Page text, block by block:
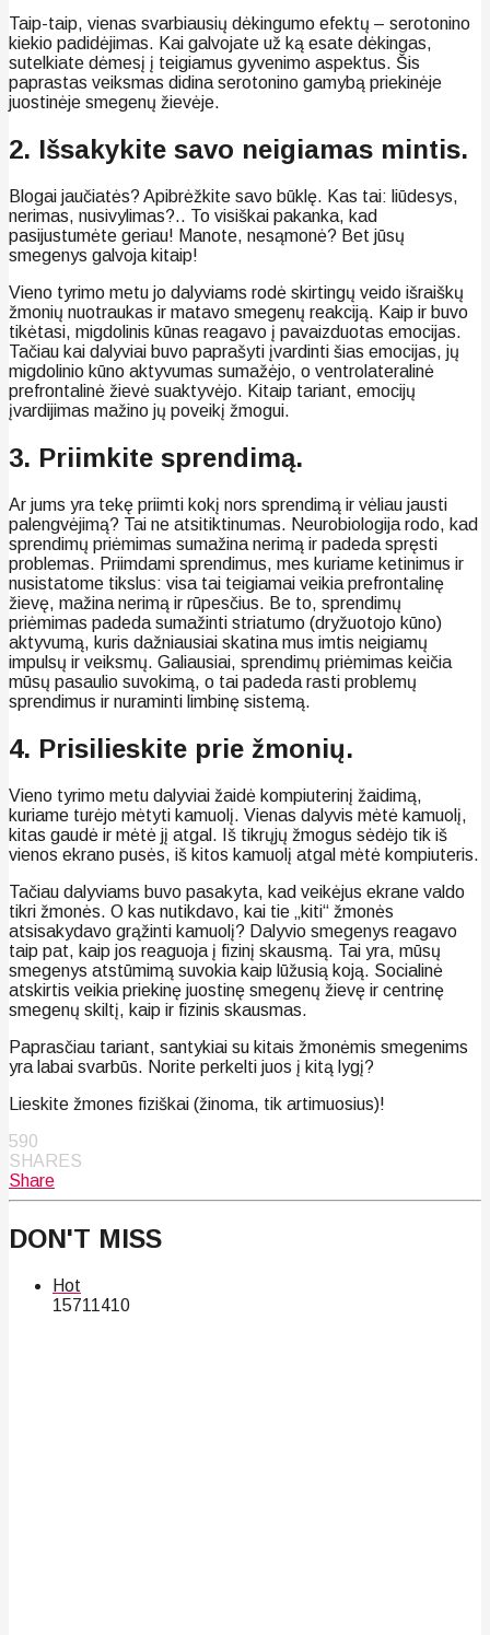
Taip-taip, vienas svarbiausių dėkingumo efektų – serotonino
kiekio padidėjimas. Kai galvojate už ką esate dėkingas,
sutelkiate dėmesį į teigiamus gyvenimo aspektus. Šis
paprastas veiksmas didina serotonino gamybą priekinėje
juostinėje smegenų žievėje.
2. Išsakykite savo neigiamas mintis.
Blogai jaučiatės? Apibrėžkite savo būklę. Kas tai: liūdesys,
nerimas, nusivylimas?.. To visiškai pakanka, kad
pasijustumėte geriau! Manote, nesąmonė? Bet jūsų
smegenys galvoja kitaip!
Vieno tyrimo metu jo dalyviams rodė skirtingų veido išraiškų
žmonių nuotraukas ir matavo smegenų reakciją. Kaip ir buvo
tikėtasi, migdolinis kūnas reagavo į pavaizduotas emocijas.
Tačiau kai dalyviai buvo paprašyti įvardinti šias emocijas, jų
migdolinio kūno aktyvumas sumažėjo, o ventrolateralinė
prefrontalinė žievė suaktyvėjo. Kitaip tariant, emocijų
įvardijimas mažino jų poveikį žmogui.
3. Priimkite sprendimą.
Ar jums yra tekę priimti kokį nors sprendimą ir vėliau jausti
palengvėjimą? Tai ne atsitiktinumas. Neurobiologija rodo, kad
sprendimų priėmimas sumažina nerimą ir padeda spręsti
problemas. Priimdami sprendimus, mes kuriame ketinimus ir
nusistatome tikslus: visa tai teigiamai veikia prefrontalinę
žievę, mažina nerimą ir rūpesčius. Be to, sprendimų
priėmimas padeda sumažinti striatumo (dryžuotojo kūno)
aktyvumą, kuris dažniausiai skatina mus imtis neigiamų
impulsų ir veiksmų. Galiausiai, sprendimų priėmimas keičia
mūsų pasaulio suvokimą, o tai padeda rasti problemų
sprendimus ir nuraminti limbinę sistemą.
4. Prisilieskite prie žmonių.
Vieno tyrimo metu dalyviai žaidė kompiuterinį žaidimą,
kuriame turėjo mėtyti kamuolį. Vienas dalyvis mėtė kamuolį,
kitas gaudė ir mėtė jį atgal. Iš tikrųjų žmogus sėdėjo tik iš
vienos ekrano pusės, iš kitos kamuolį atgal mėtė kompiuteris.
Tačiau dalyviams buvo pasakyta, kad veikėjus ekrane valdo
tikri žmonės. O kas nutikdavo, kai tie „kiti“ žmonės
atsisakydavo grąžinti kamuolį? Dalyvio smegenys reagavo
taip pat, kaip jos reaguoja į fizinį skausmą. Tai yra, mūsų
smegenys atstūmimą suvokia kaip lūžusią koją. Socialinė
atskirtis veikia priekinę juostinę smegenų žievę ir centrinę
smegenų skiltį, kaip ir fizinis skausmas.
Paprasčiau tariant, santykiai su kitais žmonėmis smegenims
yra labai svarbūs. Norite perkelti juos į kitą lygį?
Lieskite žmones fiziškai (žinoma, tik artimuosius)!
590
SHARES
Share
DON'T MISS
Hot
15711410